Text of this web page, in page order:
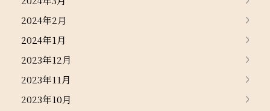
2024年2月
2024年1月
2023年12月
2023年11月
2023年10月